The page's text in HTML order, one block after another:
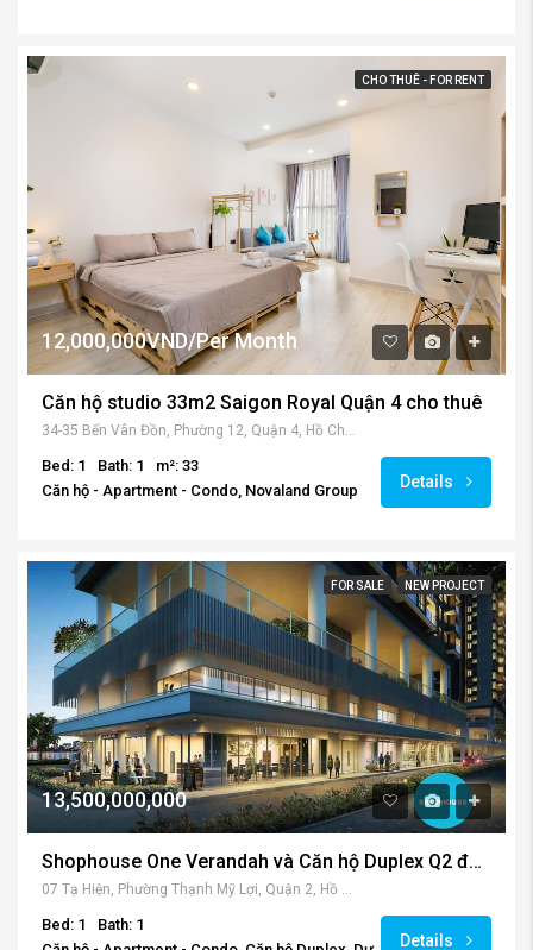
CHO THUÊ - FOR RENT
12,000,000VND/Per Month
Căn hộ studio 33m2 Saigon Royal Quận 4 cho thuê
34-35 Bến Vân Đồn, Phường 12, Quận 4, Hồ Chí Minh, Việt Nam
Bed: 1 Bath: 1
m²: 33
Căn hộ - Apartment - Condo, Novaland Group
Details
FOR SALE NEW PROJECT
13,500,000,000
Shophouse One Verandah và Căn hộ Duplex Q2 đẳng cấp
07 Tạ Hiện, Phường Thạnh Mỹ Lợi, Quận 2, Hồ Chí Minh, Việt Nam
Bed: 1
Bath: 1
Details